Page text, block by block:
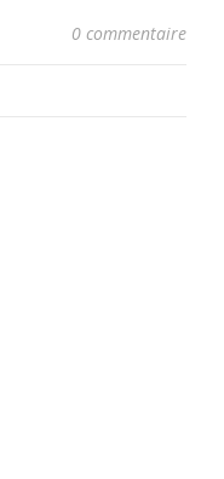
0 commentaire